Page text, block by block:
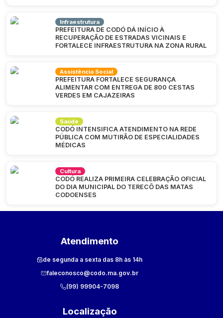
Infraestrutura
PREFEITURA DE CODÓ DÁ INÍCIO À
RECUPERAÇÃO DE ESTRADAS VICINAIS E
FORTALECE INFRAESTRUTURA NA ZONA RURAL
Assistência Social
PREFEITURA FORTALECE SEGURANÇA
ALIMENTAR COM ENTREGA DE 800 CESTAS
VERDES EM CAJAZEIRAS
Saúde
CODÓ INTENSIFICA ATENDIMENTO NA REDE
PÚBLICA COM MUTIRÃO DE ESPECIALIDADES
MÉDICAS
Cultura
CODÓ REALIZA PRIMEIRA CELEBRAÇÃO OFICIAL
DO DIA MUNICIPAL DO TERECÔ DAS MATAS
CODOENSES
Atendimento
de segunda a sexta das 8h às 14h
faleconosco@codo.ma.gov.br
(99) 99904-7098
Localização